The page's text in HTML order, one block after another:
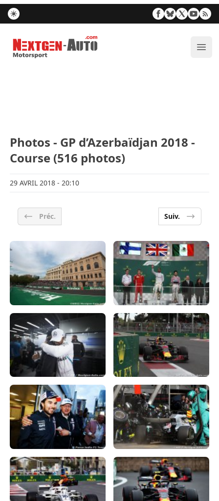
Nextgen-Auto.com
Photos - GP d’Azerbaïdjan 2018 -
Course (516 photos)
29 AVRIL 2018 - 20:10
Préc. Suiv.